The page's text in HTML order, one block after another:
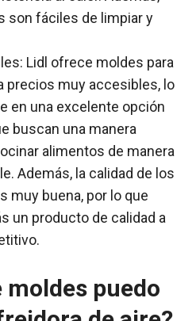
son fáciles de limpiar y
Lidl ofrece moldes para
precios muy accesibles, lo
en una excelente opción
buscan una manera
alimentos de manera
Además, la calidad de los
muy buena, por lo que
un producto de calidad a
moldes puedo